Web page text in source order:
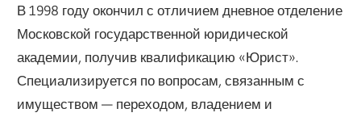
В 1998 году окончил с отличием дневное отделение
Московской государственной юридической
академии, получив квалификацию «Юрист».
Специализируется по вопросам, связанным с
имуществом — переходом, владением и